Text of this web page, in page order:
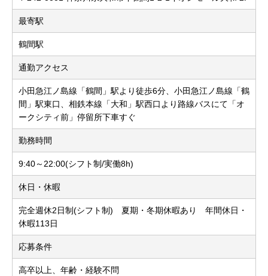
最寄駅
鶴間駅
通勤アクセス
小田急江ノ島線「鶴間」駅より徒歩6分、小田急江ノ島線「鶴
間」駅東口、相鉄本線「大和」駅西口より路線バスにて「オ
ークシティ前」停留所下車すぐ
勤務時間
9:40～22:00(シフト制/実働8h)
休日・休暇
完全週休2日制(シフト制) 夏期・冬期休暇あり 年間休日・
休暇113日
応募条件
高卒以上、年齢・経験不問